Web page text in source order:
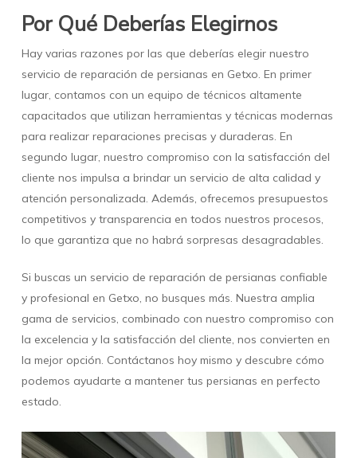
Por Qué Deberías Elegirnos
Hay varias razones por las que deberías elegir nuestro
servicio de reparación de persianas en Getxo. En primer
lugar, contamos con un equipo de técnicos altamente
capacitados que utilizan herramientas y técnicas modernas
para realizar reparaciones precisas y duraderas. En
segundo lugar, nuestro compromiso con la satisfacción del
cliente nos impulsa a brindar un servicio de alta calidad y
atención personalizada. Además, ofrecemos presupuestos
competitivos y transparencia en todos nuestros procesos,
lo que garantiza que no habrá sorpresas desagradables.
Si buscas un servicio de reparación de persianas confiable
y profesional en Getxo, no busques más. Nuestra amplia
gama de servicios, combinado con nuestro compromiso con
la excelencia y la satisfacción del cliente, nos convierten en
la mejor opción. Contáctanos hoy mismo y descubre cómo
podemos ayudarte a mantener tus persianas en perfecto
estado.